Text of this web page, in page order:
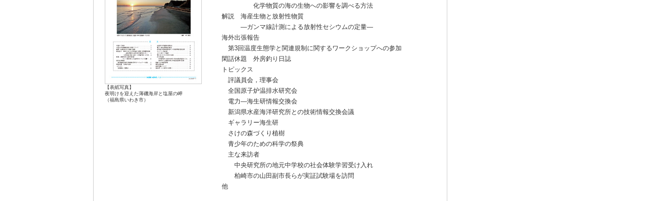
【表紙写真】
夜明けを迎えた薄磯海岸と塩屋の岬
（福島県いわき市）
化学物質の海の生物への影響を調べる方法
解説 海産生物と放射性物質
―ガンマ線計測による放射性セシウムの定量―
海外出張報告
第3回温度生態学と関連規制に関するワークショップへの参加
閑話休題 外房釣り日誌
トピックス
評議員会，理事会
全国原子炉温排水研究会
電力―海生研情報交換会
新潟県水産海洋研究所との技術情報交換会議
ギャラリー海生研
さけの森づくり植樹
青少年のための科学の祭典
主な来訪者
中央研究所の地元中学校の社会体験学習受け入れ
柏崎市の山田副市長らが実証試験場を訪問
他